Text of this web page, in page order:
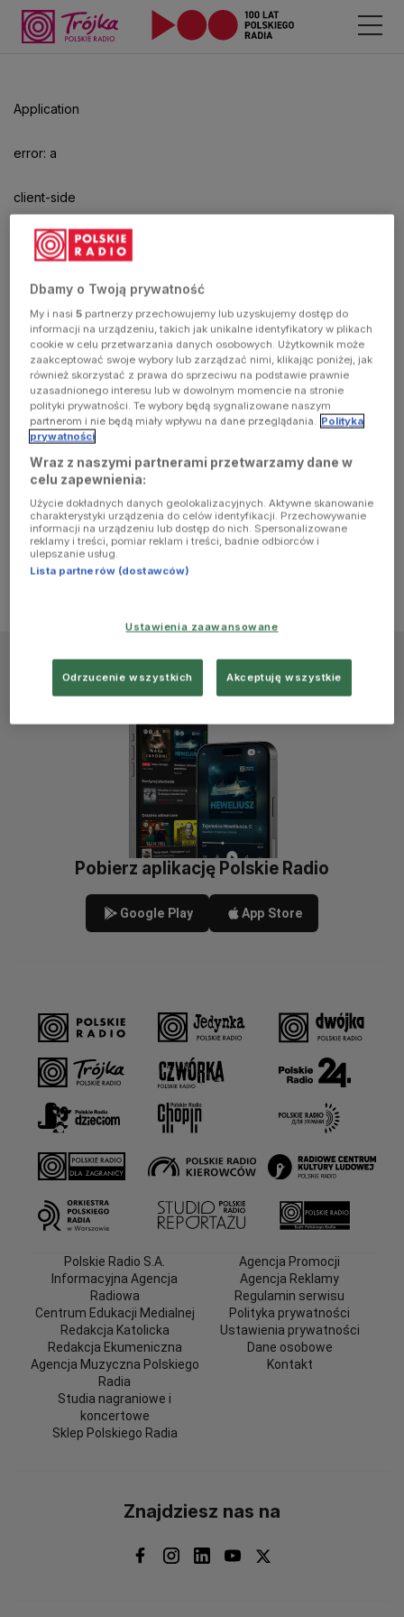
Application
error: a
client-side
exception
has
occurred
(see the
browser
console for
more
information)
aby
odtwarzać.
Pobierz aplikację Polskie Radio
Google Play App Store
Polskie Radio S.A.
Informacyjna Agencja
Radiowa
Centrum Edukacji Medialnej
Redakcja Katolicka
Redakcja Ekumeniczna
Agencja Muzyczna Polskiego
Radia
Studia nagraniowe i
koncertowe
Sklep Polskiego Radia
Agencja Promocji
Agencja Reklamy
Regulamin serwisu
Polityka prywatności
Ustawienia prywatności
Dane osobowe
Kontakt
Znajdziesz nas na
Dbamy o Twoją prywatność
My i nasi5 partnerzy przechowujemy lub uzyskujemy dostęp do
informacji na urządzeniu, takich jak unikalne identyfikatory w plikach
cookie w celu przetwarzania danych osobowych. Użytkownik może
zaakceptować swoje wybory lub zarządzać nimi, klikając poniżej, jak
również skorzystać z prawa do sprzeciwu na podstawie prawnie
uzasadnionego interesu lub w dowolnym momencie na stronie
polityki prywatności. Te wybory będą sygnalizowane naszym
partnerom i nie będą miały wpływu na dane przeglądania. Polityka
prywatności
Wraz z naszymi partnerami przetwarzamy dane w
celu zapewnienia:
Użycie dokładnych danych geolokalizacyjnych. Aktywne skanowanie
charakterystyki urządzenia do celów identyfikacji. Przechowywanie
informacji na urządzeniu lub dostęp do nich. Spersonalizowane
reklamy i treści, pomiar reklam i treści, badnie odbiorców i
ulepszanie usług.
Lista partnerów (dostawców)
Ustawienia zaawansowane
Odrzucenie wszystkich Akceptuję wszystkie